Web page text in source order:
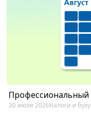
Профессиональный
30 июля 2026Налоги и